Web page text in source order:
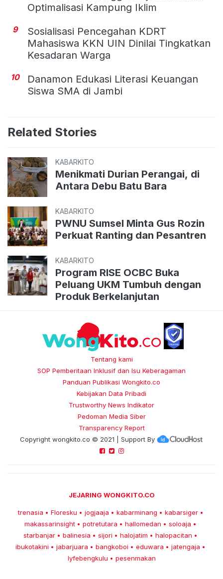
Optimalisasi Kampung Iklim
9
Sosialisasi Pencegahan KDRT
Mahasiswa KKN UIN Dinilai Tingkatkan
Kesadaran Warga
10
Danamon Edukasi Literasi Keuangan
Siswa SMA di Jambi
Related Stories
KABARKITO
Menikmati Durian Perangai, di
Antara Debu Batu Bara
KABARKITO
PWNU Sumsel Minta Gus Rozin
Perkuat Ranting dan Pesantren
KABARKITO
Program RISE OCBC Buka
Peluang UKM Tumbuh dengan
Produk Berkelanjutan
Tentang kami
SOP Pemberitaan Inklusif dan Isu Keberagaman
Panduan Publikasi Wongkito.co
Kebijakan Data Pribadi
Trustworthy News Indikator
Pedoman Media Siber
Transparency Report
Copyright wongkito.co © 2021 | Support By
JEJARING WONGKITO.CO
trenasia • Floresku • jogjaaja • kabarminang • kabarsiger •
makassarinsight • potretutara • hallomedan • soloaja •
starbanjar • balinesia • sijori • halojatim • halopacitan •
ibukotakini • jabarjuara • bangkoboi • eduwara • jatengaja •
lyfebengkulu • pesenmakan